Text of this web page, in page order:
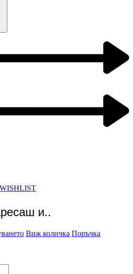
и..
Виж количка Поръчка